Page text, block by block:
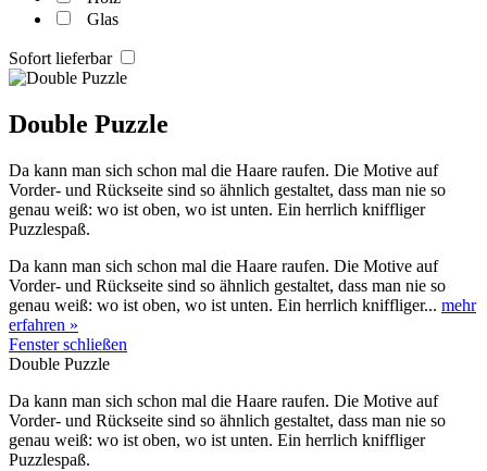
Glas
Sofort lieferbar
Double Puzzle
Da kann man sich schon mal die Haare raufen. Die Motive auf
Vorder- und Rückseite sind so ähnlich gestaltet, dass man nie so
genau weiß: wo ist oben, wo ist unten. Ein herrlich kniffliger
Puzzlespaß.
Da kann man sich schon mal die Haare raufen. Die Motive auf
Vorder- und Rückseite sind so ähnlich gestaltet, dass man nie so
genau weiß: wo ist oben, wo ist unten. Ein herrlich kniffliger... mehr
erfahren »
Fenster schließen
Double Puzzle
Da kann man sich schon mal die Haare raufen. Die Motive auf
Vorder- und Rückseite sind so ähnlich gestaltet, dass man nie so
genau weiß: wo ist oben, wo ist unten. Ein herrlich kniffliger
Puzzlespaß.